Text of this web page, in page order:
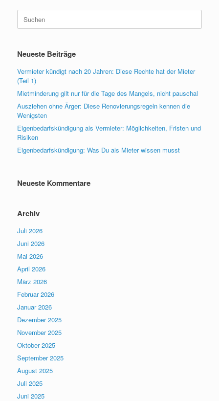
Suchen
nach:
Neueste Beiträge
Vermieter kündigt nach 20 Jahren: Diese Rechte hat der Mieter
(Teil 1)
Mietminderung gilt nur für die Tage des Mangels, nicht pauschal
Ausziehen ohne Ärger: Diese Renovierungsregeln kennen die
Wenigsten
Eigenbedarfskündigung als Vermieter: Möglichkeiten, Fristen und
Risiken
Eigenbedarfskündigung: Was Du als Mieter wissen musst
Neueste Kommentare
Archiv
Juli 2026
Juni 2026
Mai 2026
April 2026
März 2026
Februar 2026
Januar 2026
Dezember 2025
November 2025
Oktober 2025
September 2025
August 2025
Juli 2025
Juni 2025